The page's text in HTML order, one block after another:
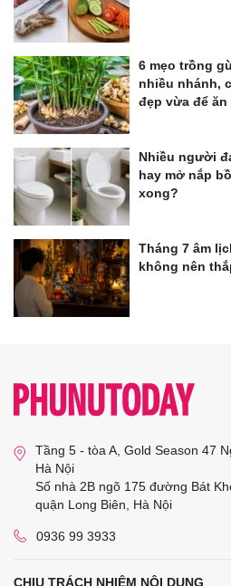
6 mẹo trồng
nhiều nhánh,
đẹp vừa để ăn
Nhiều người
hay mở nắp
xong?
Tháng 7 âm
không nên
Tầng 5 - tòa A, Gold Season 47
Hà Nội
Số nhà 2B ngõ 175 đường Bát
quận Long Biên, Hà Nội
0936 99 3933
CHỊU TRÁCH NHIỆM NỘI DUNG